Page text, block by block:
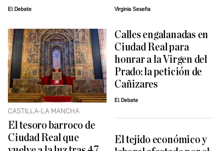
El Debate Virginia Seseña
CASTILLA-LA MANCHA
El tesoro barroco de
Ciudad Real que
Calles engalanadas en
Ciudad Real para
honrar a la Virgen del
Prado: la petición de
Cañizares
El Debate
El tejido económico y